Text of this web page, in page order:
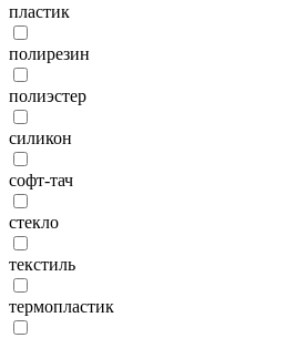
пластик
полирезин
полиэстер
силикон
софт-тач
стекло
текстиль
термопластик